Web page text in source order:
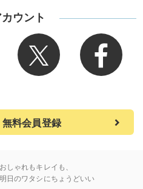
ウント
無料会員登録
おしゃれもキレイも、
明日のワタシにちょうどいい